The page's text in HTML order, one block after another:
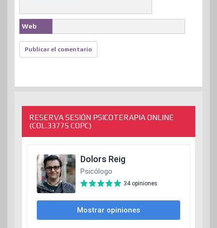
Web
RESERVA SESIÓN PSICOTERAPIA ONLINE
(COL.33775 COPC)